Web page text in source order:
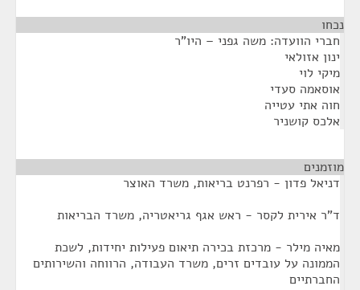
נכחו
חברי הוועדה: משה גפני – היו"ר
ינון אזולאי
מיקי לוי
אוסאמה סעדי
חוה אתי עטייה
אלכס קושניר
מוזמנים
דניאל פדון - רפרנט בריאות, משרד האוצר
ד"ר אירית לקסר - ראש אגף גריאטריה, משרד הבריאות
מאיה מילר - מרכזת בכירה תיאום פעילות יחידות, לשכת
הממונה על עובדים זרים, משרד העבודה, הרווחה והשירותים
החברתיים